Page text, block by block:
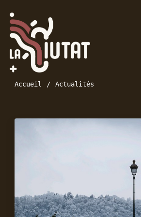
Accueil Actualités